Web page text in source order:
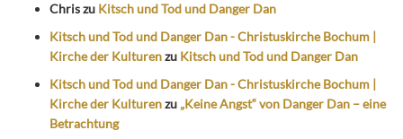
Chriszu Kitsch und Tod und Danger Dan
Kitsch und Tod und Danger Dan - Christuskirche Bochum |
Kirche der Kulturenzu Kitsch und Tod und Danger Dan
Kitsch und Tod und Danger Dan - Christuskirche Bochum |
Kirche der Kulturenzu „Keine Angst“ von Danger Dan – eine
Betrachtung